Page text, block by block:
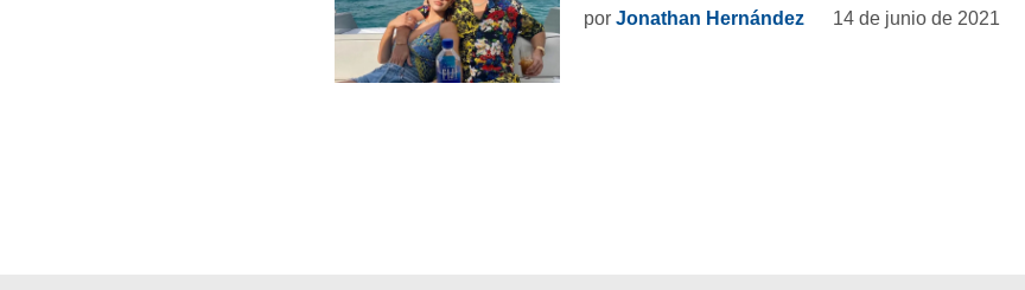
por Jonathan Hernández 14 de junio de 2021